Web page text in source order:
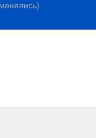
менялись)